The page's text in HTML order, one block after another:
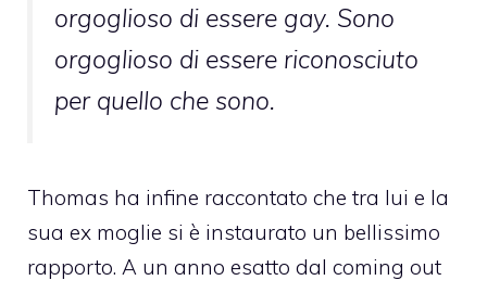
orgoglioso di essere gay. Sono
orgoglioso di essere riconosciuto
per quello che sono.
Thomas ha infine raccontato che tra lui e la
sua ex moglie si è instaurato un bellissimo
rapporto. A un anno esatto dal coming out